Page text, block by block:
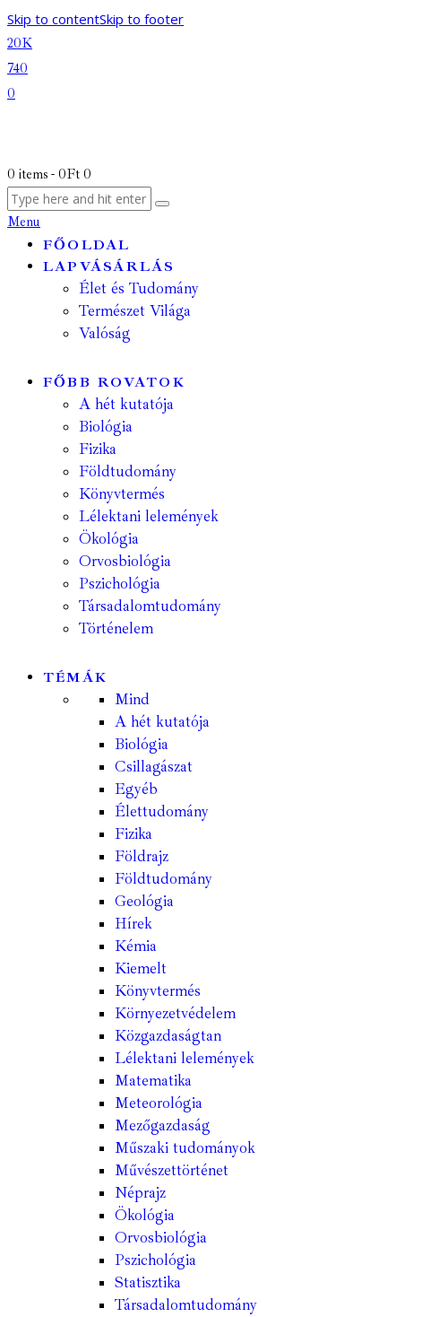
Skip to contentSkip to footer
20K
740
0
0 items - 0Ft 0
Menu
FŐOLDAL
LAPVÁSÁRLÁS
Élet és Tudomány
Természet Világa
Valóság
FŐBB ROVATOK
A hét kutatója
Biológia
Fizika
Földtudomány
Könyvtermés
Lélektani lelemények
Ökológia
Orvosbiológia
Pszichológia
Társadalomtudomány
Történelem
TÉMÁK
Mind
A hét kutatója
Biológia
Csillagászat
Egyéb
Élettudomány
Fizika
Földrajz
Földtudomány
Geológia
Hírek
Kémia
Kiemelt
Könyvtermés
Környezetvédelem
Közgazdaságtan
Lélektani lelemények
Matematika
Meteorológia
Mezőgazdaság
Műszaki tudományok
Művészettörténet
Néprajz
Ökológia
Orvosbiológia
Pszichológia
Statisztika
Társadalomtudomány